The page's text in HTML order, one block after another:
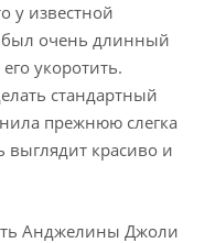
у известной
был очень длинный
укоротить.
стандартный
прежнюю слегка
выглядит красиво и
Анджелины Джоли